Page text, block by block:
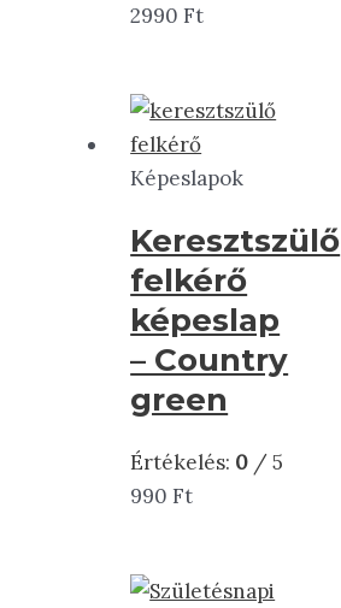
2990Ft
Képeslapok
Keresztszülő
felkérő
képeslap
– Country
green
Értékelés: 0 / 5
990Ft